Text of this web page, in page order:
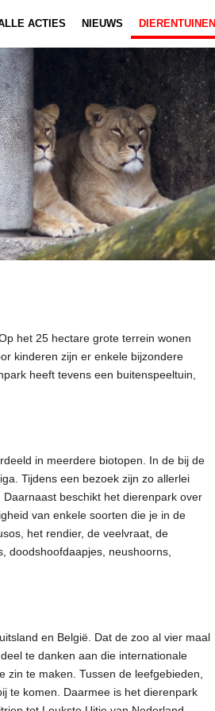
ACTIES NIEUWS DIERENTUINEN
het 25 hectare grote terrein wonen
kinderen zijn er enkele bijzondere
heeft tevens een buitenspeeltuin,
in meerdere biotopen. In de bij de
Tijdens een bezoek zijn zo allerlei
beschikt het dierenpark over
van enkele soorten die je in de
het rendier, de veelvraat, de
doodshoofdaapjes, neushoorns,
en België. Dat de zoo al vier maal
te danken aan die internationale
te maken. Tussen de leefgebieden,
te komen. Daarmee is het dierenpark